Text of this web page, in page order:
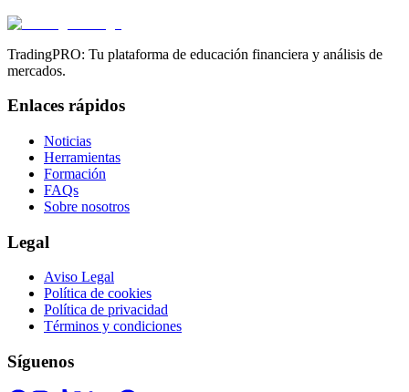
TradingPRO: Tu plataforma de educación financiera y análisis de
mercados.
Enlaces rápidos
Noticias
Herramientas
Formación
FAQs
Sobre nosotros
Legal
Aviso Legal
Política de cookies
Política de privacidad
Términos y condiciones
Síguenos